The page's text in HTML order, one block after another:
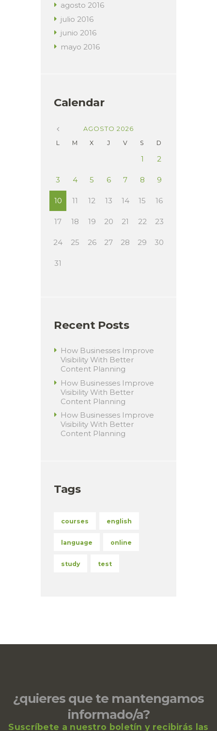
agosto 2016
julio 2016
junio 2016
mayo 2016
Calendar
AGOSTO 2026
L
M X J V S D
1 2
3 4 5 6 7 8 9
10 11 12 13 14 15 16
17 18 19 20 21 22 23
24 25 26 27 28 29 30
31
Recent Posts
How Businesses Improve
Visibility With Better
Content Planning
How Businesses Improve
Visibility With Better
Content Planning
How Businesses Improve
Visibility With Better
Content Planning
Tags
courses english
language online
study test
¿quieres que te mantengamos
informado/a?
Suscríbete a nuestro boletín y recibirás las